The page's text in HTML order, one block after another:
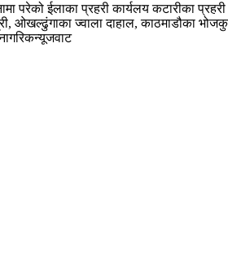
ईलाका प्रहरी कार्यलय कटारीका प्रहरी
ओखल्ढुंगाका ज्वाला दाहाल, काठमाडौका